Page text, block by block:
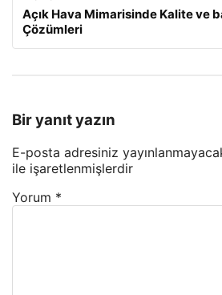
Açık Hava Mimarisinde Kalite ve
Çözümleri
Bir yanıt yazın
E-posta adresiniz
ile işaretlenmişlerdir
Yorum *